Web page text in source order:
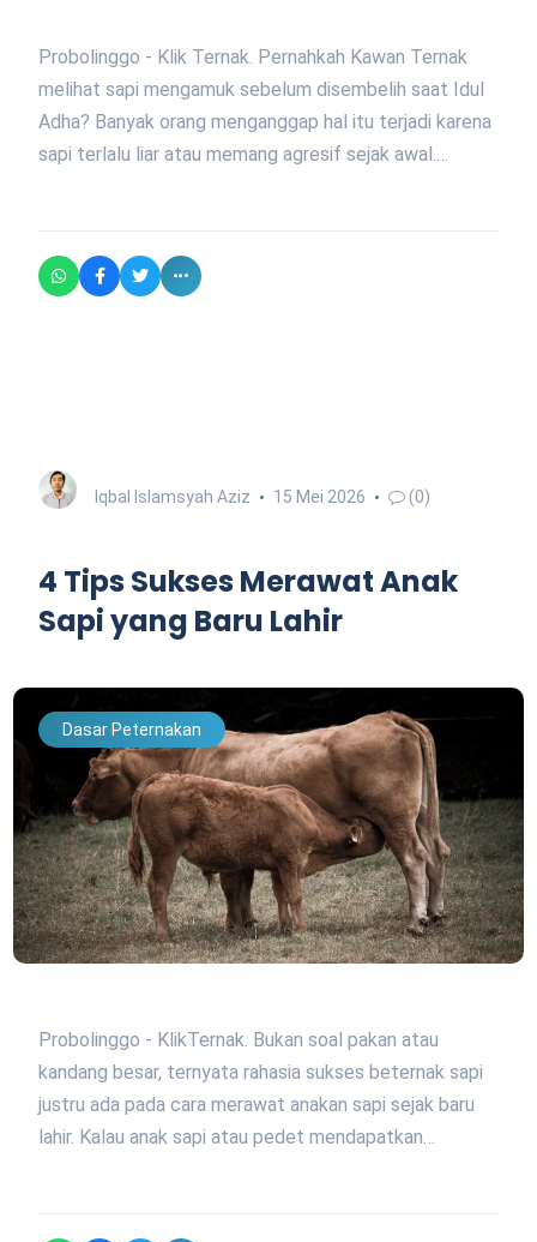
Probolinggo - Klik Ternak. Pernahkah Kawan Ternak
melihat sapi mengamuk sebelum disembelih saat Idul
Adha? Banyak orang menganggap hal itu terjadi karena
sapi terlalu liar atau memang agresif sejak awal.…
Iqbal Islamsyah Aziz 15 Mei 2026 (0)
4 Tips Sukses Merawat Anak
Sapi yang Baru Lahir
Dasar Peternakan
Probolinggo - KlikTernak. Bukan soal pakan atau
kandang besar, ternyata rahasia sukses beternak sapi
justru ada pada cara merawat anakan sapi sejak baru
lahir. Kalau anak sapi atau pedet mendapatkan…